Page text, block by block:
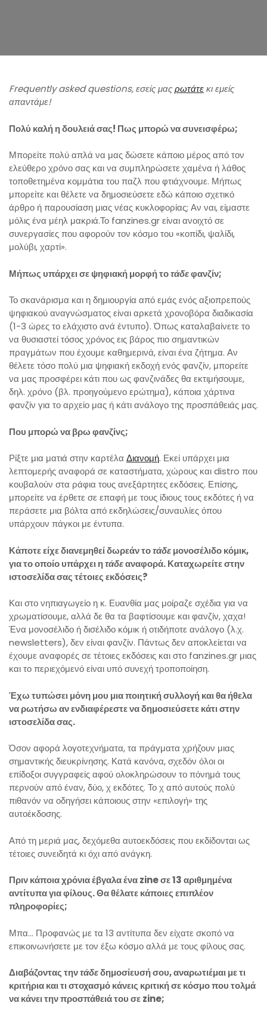
Frequently asked questions, εσείς μαςρωτάτεκι εμείς
απαντάμε!
Πολύ καλή η δουλειά σας! Πως μπορώ να συνεισφέρω;
Μπορείτε πολύ απλά να μας δώσετε κάποιο μέρος από τον
ελεύθερο χρόνο σας και να συμπληρώσετε χαμένα ή λάθος
τοποθετημένα κομμάτια του παζλ που φτιάχνουμε. Μήπως
μπορείτε και θέλετε να δημοσιεύσετε εδώ κάποιο σχετικό
άρθρο ή παρουσίαση μιας νέας κυκλοφορίας; Αν ναι, είμαστε
μόλις ένα μέηλ μακριά.Το fanzines.gr είναι ανοιχτό σε
συνεργασίες που αφορούν τον κόσμο του «κοπίδι, ψαλίδι,
μολύβι, χαρτί».
Μήπως υπάρχει σε ψηφιακή μορφή τοτάδεφανζίν;
Το σκανάρισμα και η δημιουργία από εμάς ενός αξιοπρεπούς
ψηφιακού αναγνώσματος είναι αρκετά χρονοβόρα διαδικασία
(1-3 ώρες το ελάχιστο ανά έντυπο). Όπως καταλαβαίνετε το
να θυσιαστεί τόσος χρόνος εις βάρος πιο σημαντικών
πραγμάτων που έχουμε καθημερινά, είναι ένα ζήτημα. Αν
θέλετε τόσο πολύ μια ψηφιακή εκδοχή ενός φανζίν, μπορείτε
να μας προσφέρει κάτι που ως φανζινάδες θα εκτιμήσουμε,
δηλ. χρόνο (βλ. προηγούμενο ερώτημα), κάποια χάρτινα
φανζίν για το αρχείο μας ή κάτι ανάλογο της προσπάθειάς μας.
Που μπορώ να βρω φανζίνς;
Ρίξτε μια ματιά στην καρτέλα Διανομή. Εκεί υπάρχει μια
λεπτομερής αναφορά σε καταστήματα, χώρους και distro που
κουβαλούν στα ράφια τους ανεξάρτητες εκδόσεις. Επίσης,
μπορείτε να έρθετε σε επαφή με τους ίδιους τους εκδότες ή να
περάσετε μια βόλτα από εκδηλώσεις/συναυλίες όπου
υπάρχουν πάγκοι με έντυπα.
Κάποτε είχε διανεμηθεί δωρεάν τοτάδεμονοσέλιδο κόμικ,
για το οποίο υπάρχει ητάδεαναφορά. Καταχωρείτε στην
ιστοσελίδα σας τέτοιες εκδόσεις?
Και στο νηπιαγωγείο η κ. Ευανθία μας μοίραζε σχέδια για να
χρωματίσουμε, αλλά δε θα τα βαφτίσουμε και φανζίν, χαχα!
Ένα μονοσέλιδο ή δισέλιδο κόμικ ή οτιδήποτε ανάλογο (λ.χ.
newsletters), δεν είναι φανζίν. Πάντως δεν αποκλείεται να
έχουμε αναφορές σε τέτοιες εκδόσεις και στο fanzines.gr μιας
και το περιεχόμενό είναι υπό συνεχή τροποποίηση.
Έχω τυπώσει μόνη μου μια ποιητική συλλογή και θα ήθελα
να ρωτήσω αν ενδιαφέρεστε να δημοσιεύσετε κάτι στην
ιστοσελίδα σας.
Όσον αφορά λογοτεχνήματα, τα πράγματα χρήζουν μιας
σημαντικής διευκρίνησης. Κατά κανόνα, σχεδόν όλοι οι
επίδοξοι συγγραφείς αφού ολοκληρώσουν το πόνημά τους
περνούν από έναν, δύο, χ εκδότες. Το χ από αυτούς πολύ
πιθανόν να οδηγήσει κάποιους στην «επιλογή» της
αυτοέκδοσης.
Από τη μεριά μας, δεχόμεθα αυτοεκδόσεις που εκδίδονται ως
τέτοιες συνειδητά κι όχι από ανάγκη.
Πριν κάποια χρόνια έβγαλα ένα zine σε 13 αριθμημένα
αντίτυπα για φίλους. Θα θέλατε κάποιες επιπλέον
πληροφορίες;
Μπα… Προφανώς με τα 13 αντίτυπα δεν είχατε σκοπό να
επικοινωνήσετε με τον έξω κόσμο αλλά με τους φίλους σας.
Διαβάζοντας τηντάδεδημοσίευσή σου, αναρωτιέμαι με τι
κριτήρια και τι στοχασμό κάνεις κριτική σε κόσμο που τολμά
να κάνει την προσπάθειά του σε zine;